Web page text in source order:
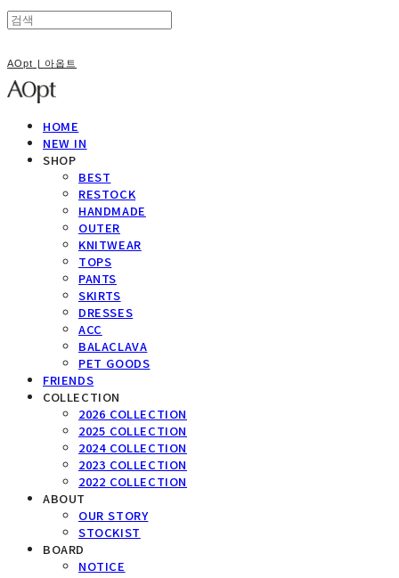
AOpt | 아옵트
HOME
NEW IN
SHOP
BEST
RESTOCK
HANDMADE
OUTER
KNITWEAR
TOPS
PANTS
SKIRTS
DRESSES
ACC
BALACLAVA
PET GOODS
FRIENDS
COLLECTION
2026 COLLECTION
2025 COLLECTION
2024 COLLECTION
2023 COLLECTION
2022 COLLECTION
ABOUT
OUR STORY
STOCKIST
BOARD
NOTICE